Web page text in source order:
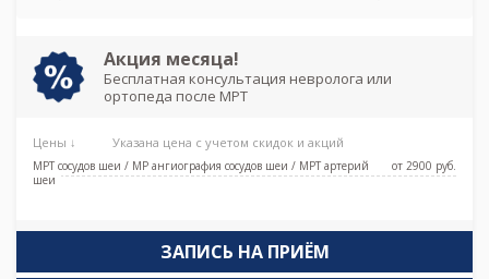
Акция месяца!
Бесплатная консультация невролога или
ортопеда после МРТ
Цены ↓ Указана цена с учетом скидок и акций
МРТ сосудов шеи / МР ангиография сосудов шеи / МРТ артерий
шеи
от 2900 pуб.
ЗАПИСЬ НА ПРИЁМ